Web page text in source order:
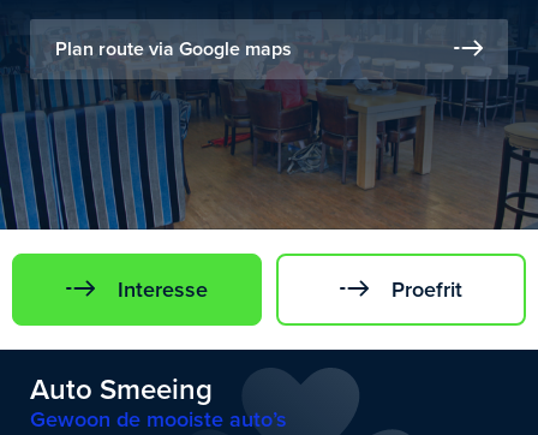
Plan route via Google maps
Interesse Proefrit
Auto Smeeing
Gewoon de mooiste auto’s